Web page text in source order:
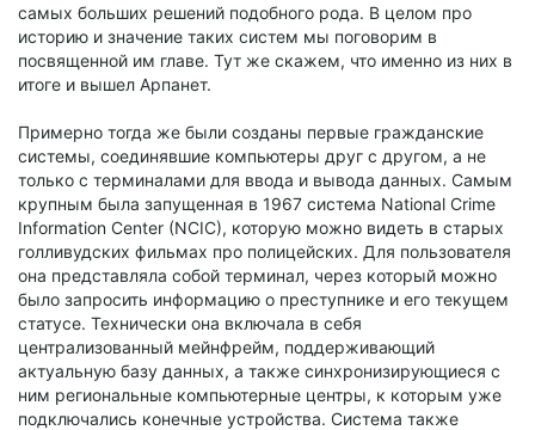
самых больших решений подобного рода. В целом про
историю и значение таких систем мы поговорим в
посвященной им главе. Тут же скажем, что именно из них в
итоге и вышел Арпанет.
Примерно тогда же были созданы первые гражданские
системы, соединявшие компьютеры друг с другом, а не
только с терминалами для ввода и вывода данных. Самым
крупным была запущенная в 1967 система National Crime
Information Center (NCIC), которую можно видеть в старых
голливудских фильмах про полицейских. Для пользователя
она представляла собой терминал, через который можно
было запросить информацию о преступнике и его текущем
статусе. Технически она включала в себя
централизованный мейнфрейм, поддерживающий
актуальную базу данных, а также синхронизирующиеся с
ним региональные компьютерные центры, к которым уже
подключались конечные устройства. Система также